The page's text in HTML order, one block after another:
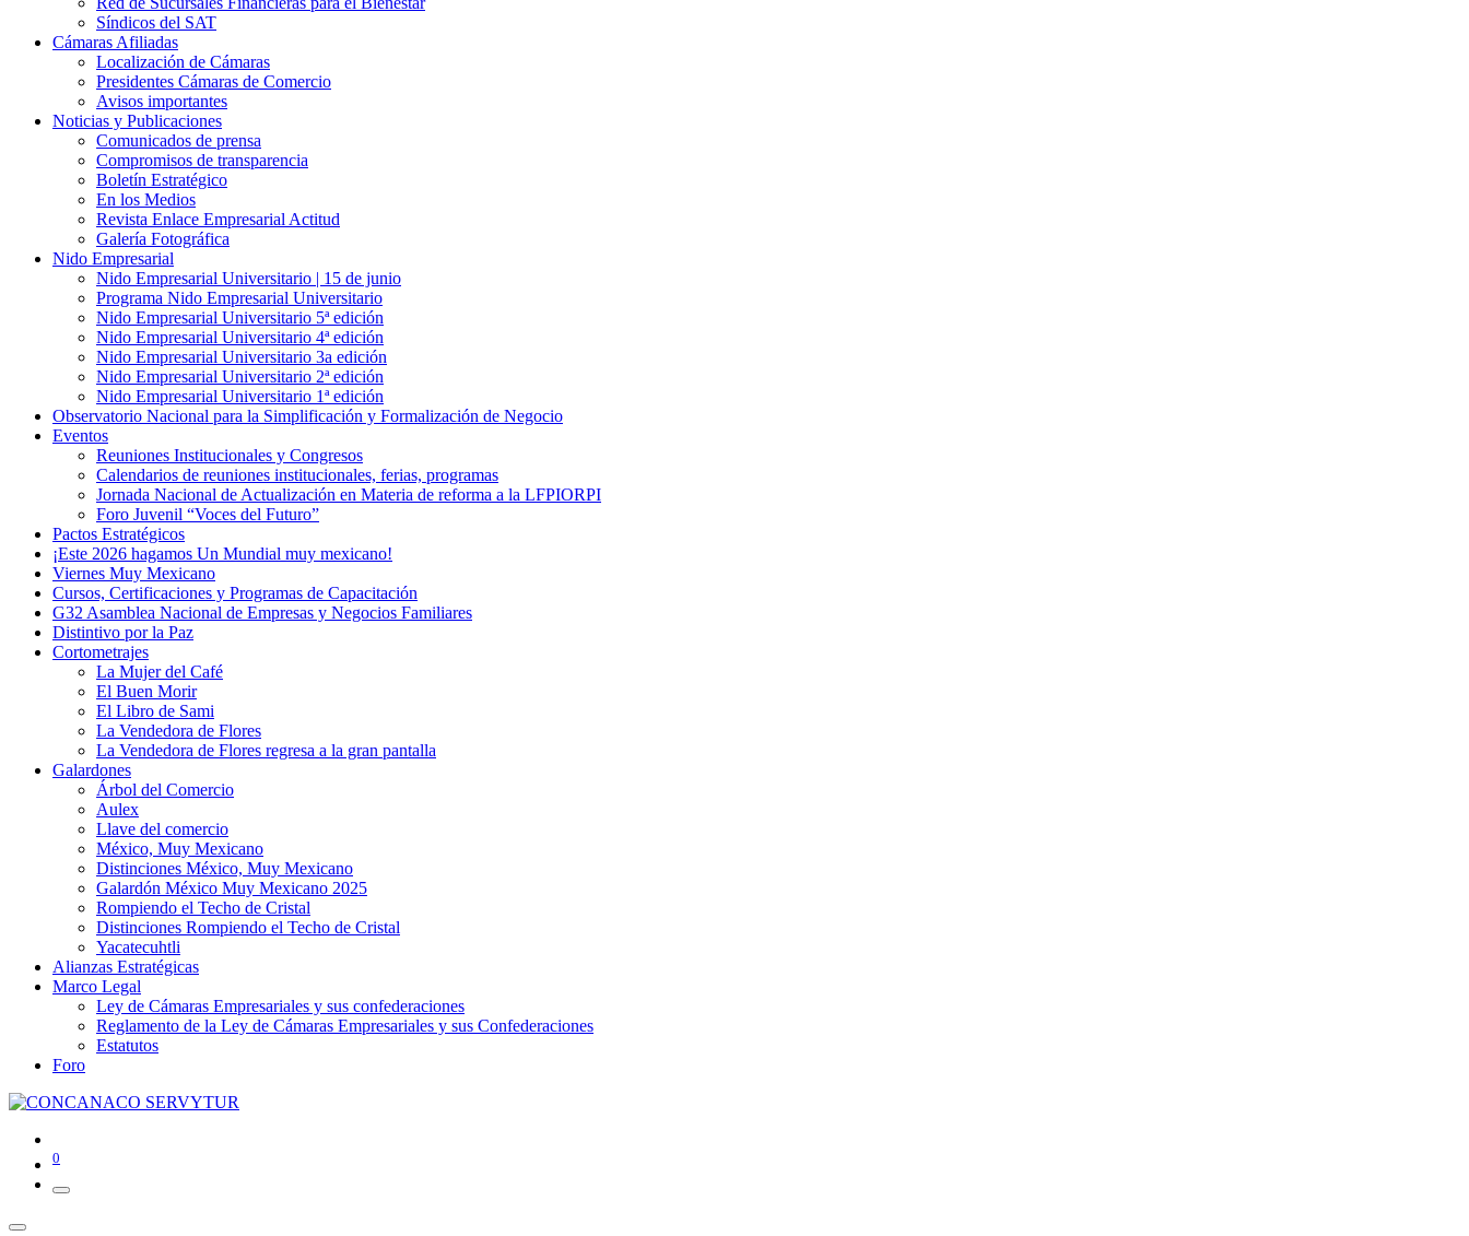
Síndicos del SAT
Cámaras Afiliadas
Localización de Cámaras
Presidentes Cámaras de Comercio
Avisos importantes
Noticias y Publicaciones
Comunicados de prensa
Compromisos de transparencia
Boletín Estratégico
En los Medios
Revista Enlace Empresarial Actitud
Galería Fotográfica
Nido Empresarial
Nido Empresarial Universitario | 15 de junio
Programa Nido Empresarial Universitario
Nido Empresarial Universitario 5ª edición
Nido Empresarial Universitario 4ª edición
Nido Empresarial Universitario 3a edición
Nido Empresarial Universitario 2ª edición
Nido Empresarial Universitario 1ª edición
Observatorio Nacional para la Simplificación y Formalización de Negocio
Eventos
Reuniones Institucionales y Congresos
Calendarios de reuniones institucionales, ferias, programas
Jornada Nacional de Actualización en Materia de reforma a la LFPIORPI
Foro Juvenil “Voces del Futuro”
Pactos Estratégicos
¡Este 2026 hagamos Un Mundial muy mexicano!
Viernes Muy Mexicano
Cursos, Certificaciones y Programas de Capacitación
G32 Asamblea Nacional de Empresas y Negocios Familiares
Distintivo por la Paz
Cortometrajes
La Mujer del Café
El Buen Morir
El Libro de Sami
La Vendedora de Flores
La Vendedora de Flores regresa a la gran pantalla
Galardones
Árbol del Comercio
Aulex
Llave del comercio
México, Muy Mexicano
Distinciones México, Muy Mexicano
Galardón México Muy Mexicano 2025
Rompiendo el Techo de Cristal
Distinciones Rompiendo el Techo de Cristal
Yacatecuhtli
Alianzas Estratégicas
Marco Legal
Ley de Cámaras Empresariales y sus confederaciones
Reglamento de la Ley de Cámaras Empresariales y sus Confederaciones
Estatutos
Foro
0